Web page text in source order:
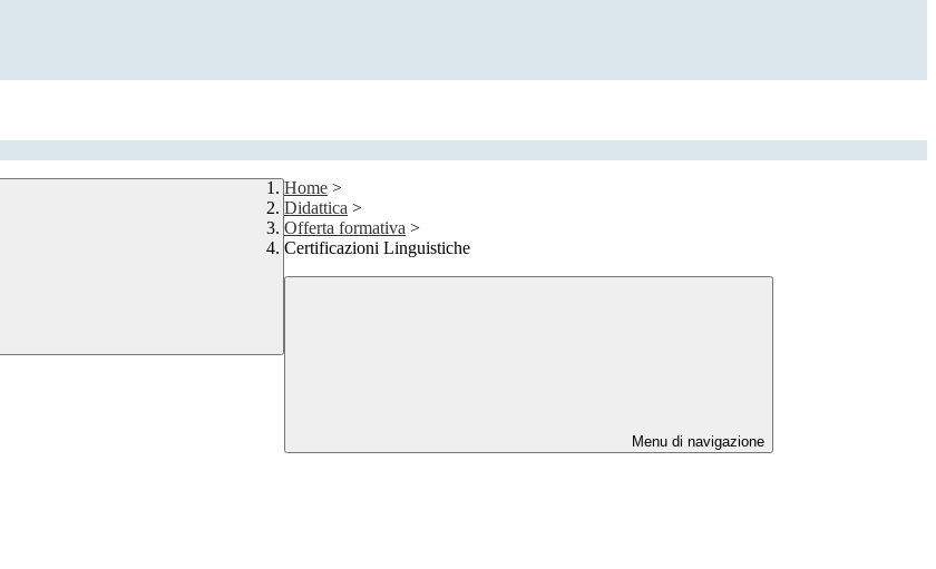
Home >
Didattica >
Offerta formativa >
Certificazioni Linguistiche
Menu di navigazione